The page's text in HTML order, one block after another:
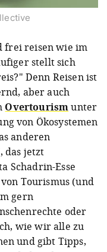
frei reisen wie im
stellt sich
Denn Reisen ist
aber auch
Overtourismunter
von Ökosystemen
anderen
das jetzt
Schadrin-Esse
Tourismus (und
gern
oder
wie wir alle zu
und gibt Tipps,